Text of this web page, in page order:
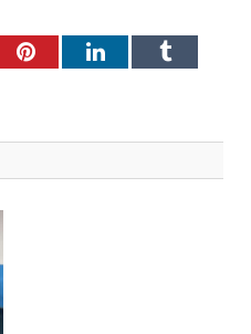
PinterestLinkedInTumblr